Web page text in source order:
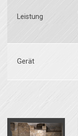
Leistung
Gerät